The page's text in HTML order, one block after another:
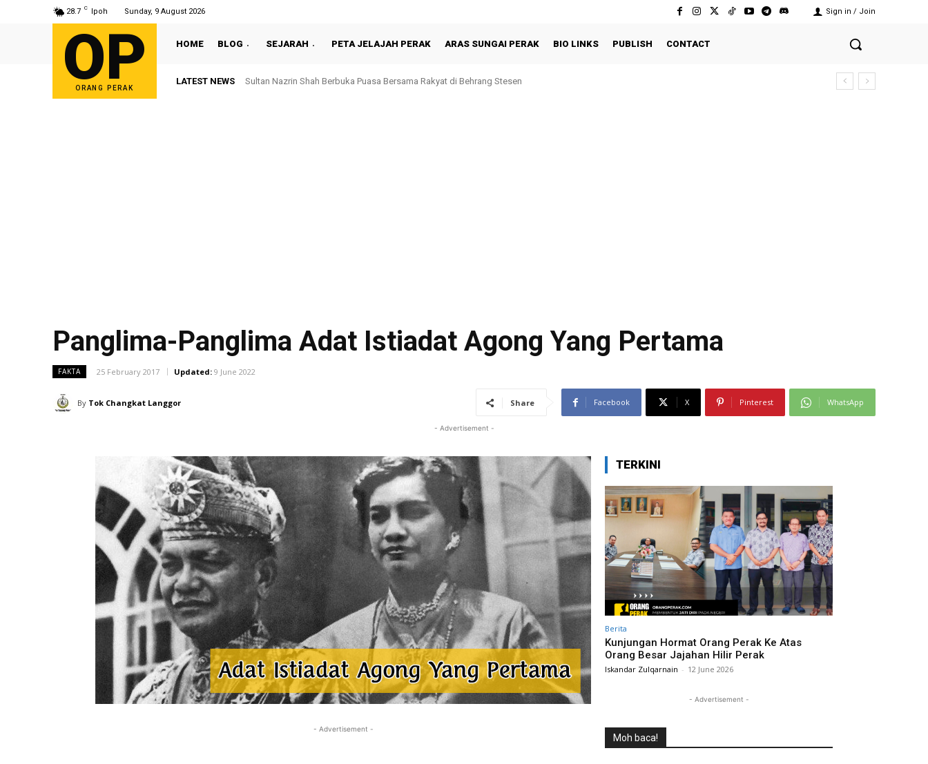
28.7 C Ipoh Sunday, 9 August 2026 Sign in / Join
OP
ORANG PERAK
HOME BLOG SEJARAH PETA JELAJAH PERAK ARAS SUNGAI PERAK BIO LINKS PUBLISH CONTACT
LATEST NEWS Sultan Nazrin Shah Berbuka Puasa Bersama Rakyat di Behrang Stesen
Panglima-Panglima Adat Istiadat Agong Yang Pertama
FAKTA 25 February 2017 Updated: 9 June 2022
By Tok Changkat Langgor Share Facebook X Pinterest WhatsApp
- Advertisement -
- Advertisement -
TERKINI
Berita
Kunjungan Hormat Orang Perak Ke Atas
Orang Besar Jajahan Hilir Perak
Iskandar Zulqarnain - 12 June 2026
- Advertisement -
Moh baca!